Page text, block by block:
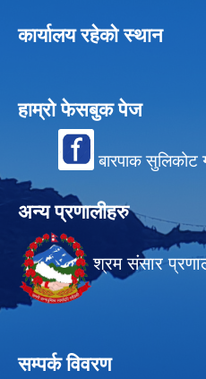
कार्यालय रहेको स्थान
हाम्रो फेसबुक पेज
बारपाक
अन्य प्रणालीहरु
श्रम संसार
सम्पर्क विवरण